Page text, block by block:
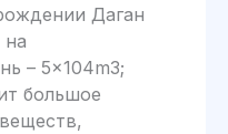
Даган
на
– 5×104m3;
большое